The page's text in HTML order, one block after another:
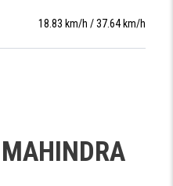
18.83 km/h / 37.64 km/h
Systéme à quatre roues motrices